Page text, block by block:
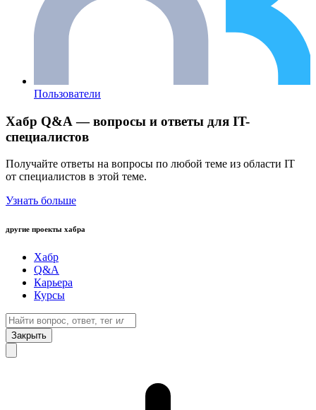
Пользователи
Хабр Q&A — вопросы и ответы для IT-
специалистов
Получайте ответы на вопросы по любой теме из области IT
от специалистов в этой теме.
Узнать больше
другие проекты хабра
Хабр
Q&A
Карьера
Курсы
Закрыть